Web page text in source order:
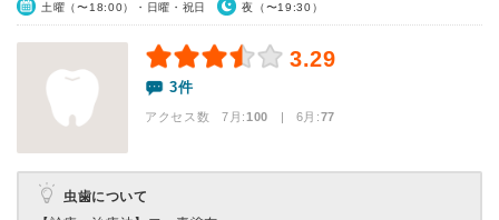
土曜（〜18:00）・日曜・祝日 夜（〜19:30）
3.29
3件
アクセス数 7月:100 | 6月:77
虫歯について